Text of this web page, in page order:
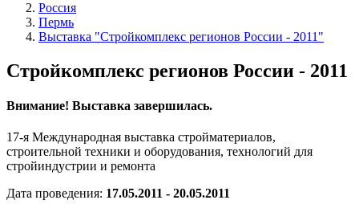
Россия
Пермь
Выставка "Стройкомплекс регионов России - 2011"
Стройкомплекс регионов России - 2011
Внимание! Выставка завершилась.
17-я Международная выставка стройматериалов,
строительной техники и оборудования, технологий для
стройиндустрии и ремонта
Дата проведения: 17.05.2011 - 20.05.2011